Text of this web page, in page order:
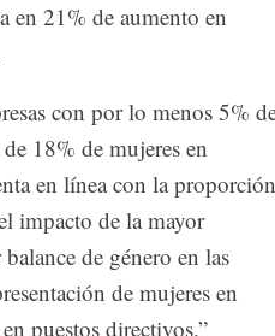
en 21% de aumento en
con por lo menos 5%
18% de mujeres en
en línea con la proporción
impacto de la mayor
de género en las
de mujeres en
puestos directivos.”